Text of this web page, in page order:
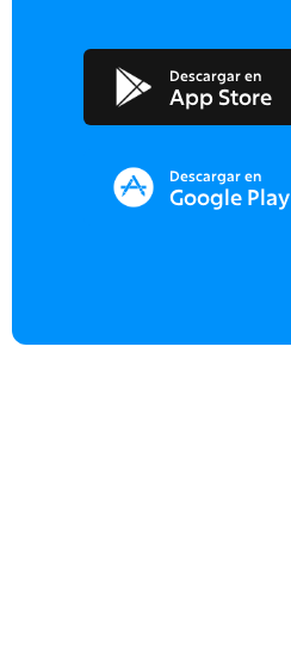
Descargar en
App Store
Descargar en
Google Play